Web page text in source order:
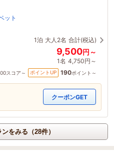
ット
1泊 大人2名 合計(税込)
9,500円～
1名 4,750円～
スコア～ ポイントUP 190ポイント～
クーポンGET
をみる（28件）